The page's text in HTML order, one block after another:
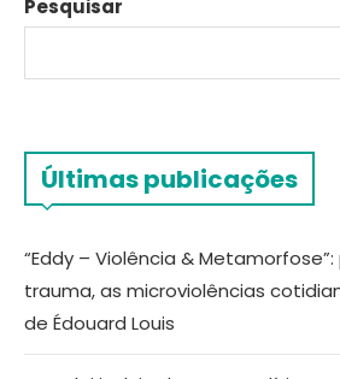
Pesquisar
Últimas publicações
“Eddy – Violência &
trauma, as microviolências
de Édouard Louis